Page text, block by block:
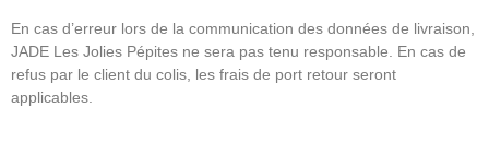
En cas d’erreur lors de la communication des données de livraison,
JADE Les Jolies Pépites ne sera pas tenu responsable. En cas de
refus par le client du colis, les frais de port retour seront
applicables.